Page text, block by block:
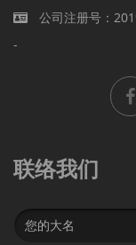
公司注册号：
-
联络我们
Name